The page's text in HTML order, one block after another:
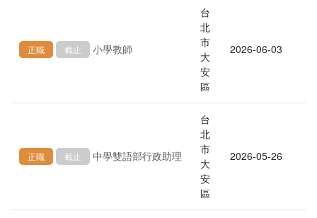
正職 截止 小學教師
台
北
市
大
安
區
2026-06-03
正職 截止 中學雙語部行政助理
台
北
市
大
安
區
2026-05-26